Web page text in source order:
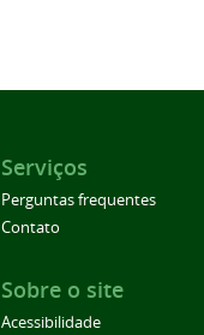
Serviços
Perguntas frequentes
Contato
Sobre o site
Acessibilidade